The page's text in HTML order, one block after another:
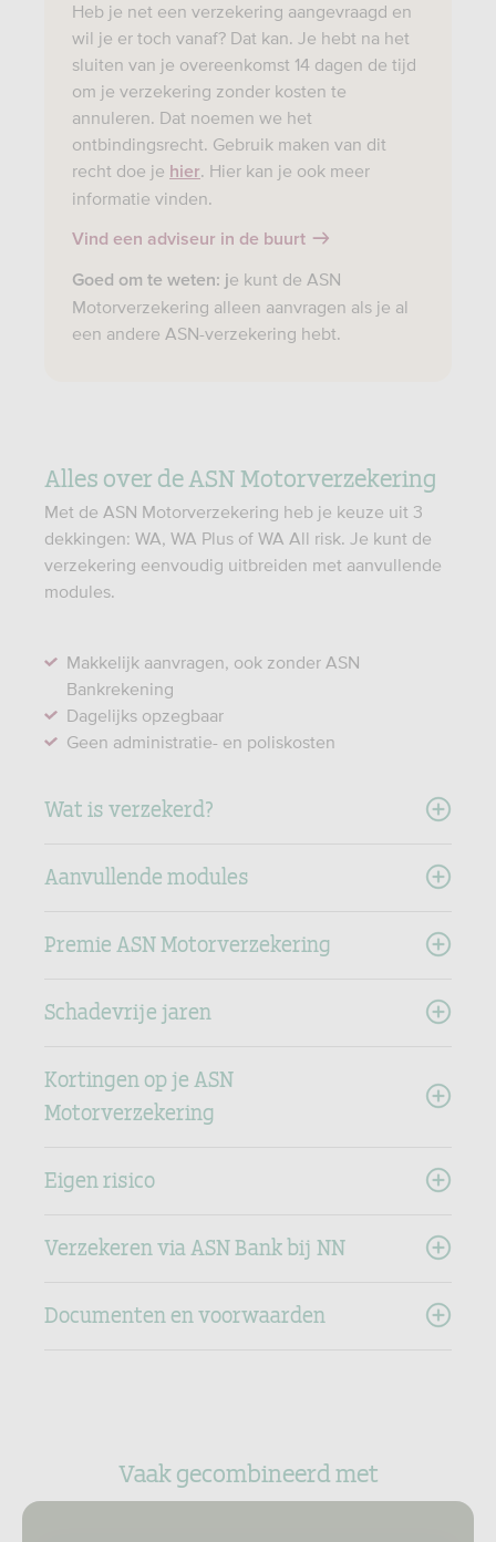
Heb je net een verzekering aangevraagd en
wil je er toch vanaf? Dat kan. Je hebt na het
sluiten van je overeenkomst 14 dagen de tijd
om je verzekering zonder kosten te
annuleren. Dat noemen we het
ontbindingsrecht. Gebruik maken van dit
recht doe je hier. Hier kan je ook meer
informatie vinden.
Vind een adviseur in de buurt
Goed om te weten: je kunt de ASN
Motorverzekering alleen aanvragen als je al
een andere ASN-verzekering hebt.
Alles over de ASN Motorverzekering
Met de ASN Motorverzekering heb je keuze uit 3
dekkingen: WA, WA Plus of WA All risk. Je kunt de
verzekering eenvoudig uitbreiden met aanvullende
modules.
Makkelijk aanvragen, ook zonder ASN
Bankrekening
Dagelijks opzegbaar
Geen administratie- en poliskosten
Wat is verzekerd?
Aanvullende modules
Premie ASN Motorverzekering
Schadevrije jaren
Kortingen op je ASN
Motorverzekering
Eigen risico
Verzekeren via ASN Bank bij NN
Documenten en voorwaarden
Vaak gecombineerd met